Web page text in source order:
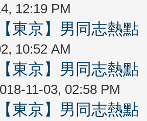
12:19 PM
東京】男同志熱
10:52 AM
東京】男同志熱
11-03, 02:58 PM
東京】男同志熱